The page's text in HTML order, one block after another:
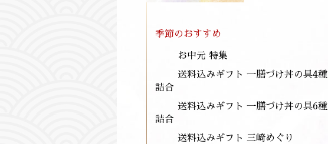
季節のおすすめ
お中元 特集
送料込みギフト 一膳づけ丼の具4種
詰合
送料込みギフト 一膳づけ丼の具6種
詰合
送料込みギフト 三崎めぐり